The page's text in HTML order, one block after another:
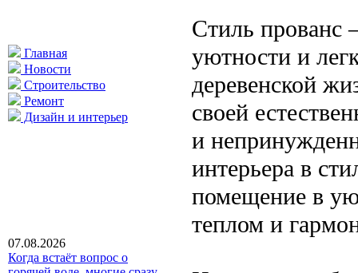
Главная
Новости
Строительство
Ремонт
Дизайн и интерьер
07.08.2026
Когда встаёт вопрос о
Стиль прованс
уютности и
деревенской
своей
и
интерьера в
помещение в
теплом и